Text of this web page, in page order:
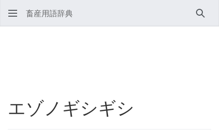
畜産用語辞典 検索
エゾノギシギシ